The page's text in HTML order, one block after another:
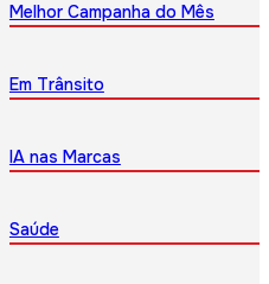
Melhor Campanha do Mês
Em Trânsito
IA nas Marcas
Saúde